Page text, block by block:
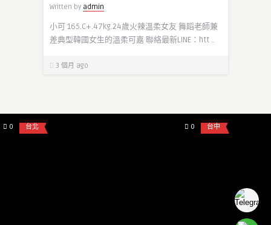
Written by admin
小可 165.C+.47kg.24歲火辣溫柔女友 舞蹈老師兼
差典型韓國女生的溫柔可嘉 聯絡最新LINE：htt ..
3 個月 ago
0 台北 0 台中